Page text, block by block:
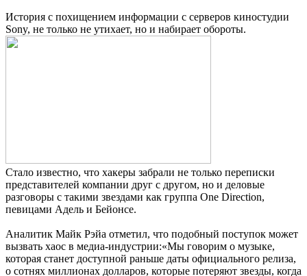
История с похищением информации с серверов киностудии
Sony, не только не утихает, но и набирает обороты.
Стало известно, что хакеры забрали не только переписки
представителей компании друг с другом, но и деловые
разговоры с такими звездами как группа One Direction,
певицами Адель и Бейонсе.
Аналитик Майк Рэйа отметил, что подобный поступок может
вызвать хаос в медиа-индустрии:«Мы говорим о музыке,
которая станет доступной раньше даты официального релиза,
о сотнях миллионах долларов, которые потеряют звезды, когда